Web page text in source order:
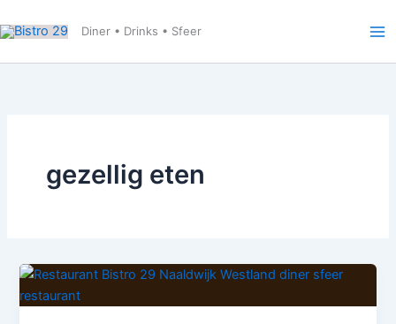
naar
Diner • Drinks • Sfeer
gezellig eten